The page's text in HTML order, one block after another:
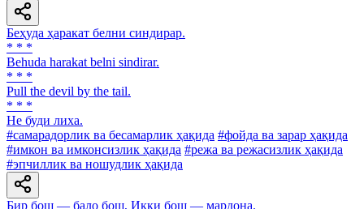
Беҳуда ҳаракат белни синдирар.
* * *
Behuda harakat belni sindirar.
* * *
Pull the devil by the tail.
* * *
He буди лиха.
#самарадорлик ва бесамарлик ҳақида #фойда ва зарар ҳақида
#имкон ва имконсизлик ҳақида #режа ва режасизлик ҳақида
#эпчиллик ва ношудлик ҳақида
Бир бош — бало бош, Икки бош — мардона.